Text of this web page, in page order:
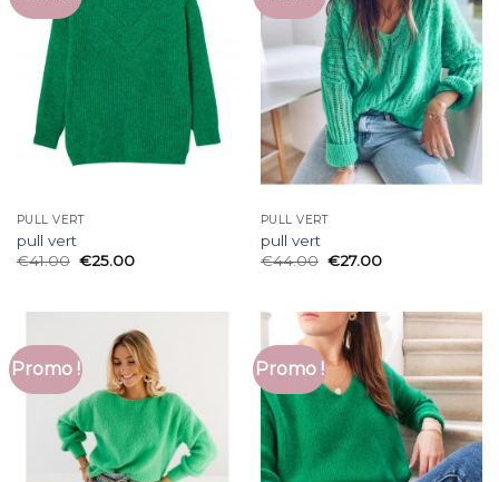
PULL VERT
pull vert
€41.00 €25.00
PULL VERT
pull vert
€44.00 €27.00
Promo ! Promo !